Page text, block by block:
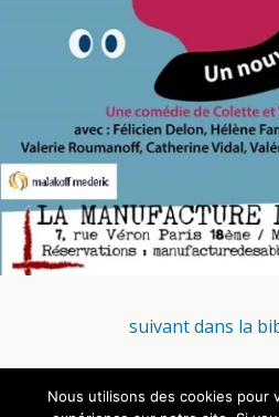
suivant dans la
Retour au
Nous utilisons des cookies pour